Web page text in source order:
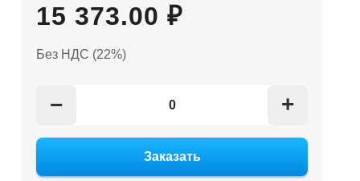
15 373.00 ₽
Без НДС (22%)
− +